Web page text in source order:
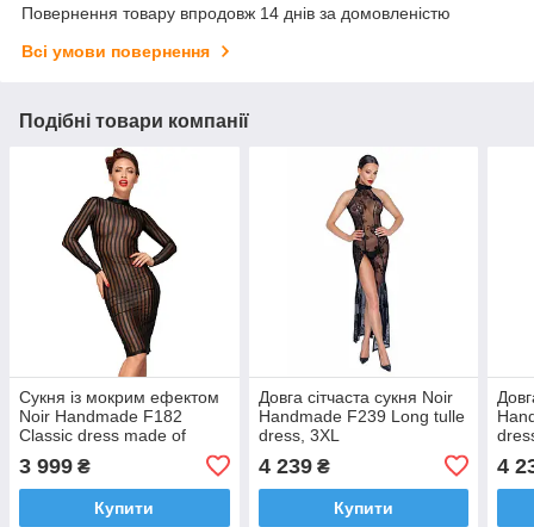
Повернення товару впродовж 14 днів за домовленістю
Всі умови повернення
Подібні товари компанії
Сукня із мокрим ефектом
Noir Handmade F182
Classic dress made of
3 999 ₴
Купити
Довга сітчаста сукня Noir
Handmade F239 Long tulle
dress, 3XL
4 239₴
Купити
4